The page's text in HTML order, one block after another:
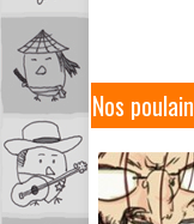
Nos